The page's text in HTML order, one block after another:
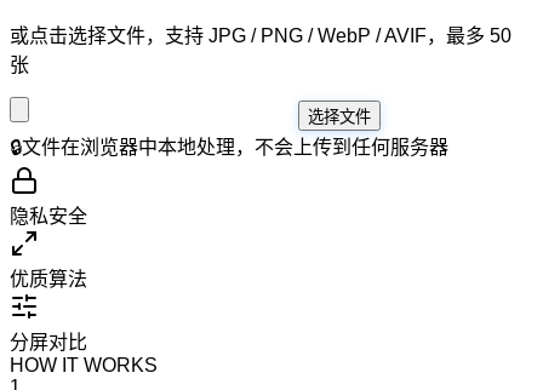
或点击选择文件，支持 JPG / PNG / WebP / AVIF，最多 50
张
选择文件
🔒文件在浏览器中本地处理，不会上传到任何服务器
隐私安全
优质算法
分屏对比
HOW IT WORKS